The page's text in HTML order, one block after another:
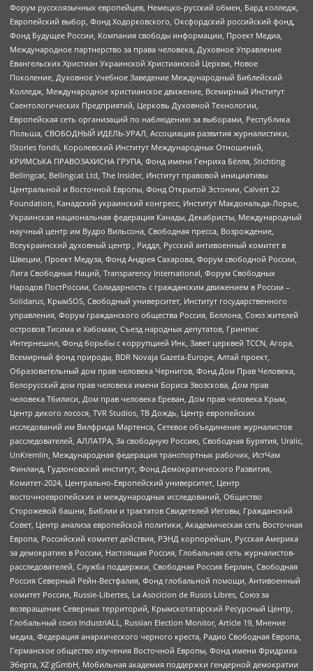
Форум русскоязычных европейцев, Немецко-русский обмен, Бард колледж,
Европейский выбор, Фонд Ходорковского, Оксфордский российский фонд,
Фонд Будущее России, Компания свободы информации, Проект Медиа,
Международное партнерство за права человека, Духовное Управление
Евангельских Христиан Украинской Христианской Церкви, Новое
Поколение, Духовное Учебное Заведение Международный Библейский
Колледж, Международное христианское движение, Всемирный Институт
Саентологических Предприятий, Церковь Духовной Технологии,
Европейская сеть организаций по наблюдению за выборами, Республика
Польша, СВОБОДНЫЙ ИДЕЛЬ-УРАЛ, Ассоциация развития журналистики,
IStories fonds, Королевский Институт Международных Отношений,
КРИМСЬКА ПРАВОЗАХИСНА ГРУПА, Фонд имени Генриха Бёлля, Stichting
Bellingcat, Bellingcat Ltd, The Insider, Институт правовой инициативы
Центральной и Восточной Европы, Фонд Открытой Эстонии, Calvert 22
Foundation, Канадский украинский конгресс, Институт Макдональда-Лорье,
Украинская национальная федерация Канады, Декабристы, Международный
научный центр им Вудро Вильсона, Свободная пресса, Возрождение,
Всеукраинский духовный центр , Риддл, Русский антивоенный комитет в
Швеции, Проект Медуза, Фонд Андрея Сахарова, Форум свободной России,
Лига Свободных Наций, Transparеncy International, Форум Свободных
Народов ПостРоссии, Солидарность с гражданским движением в России –
Solidarus, КрымSOS, Свободный университет, Институт государственного
управления, Форум гражданского общества Россия, Беллона, Союз жителей
островов Тисима и Хабомаи, Съезд народных депутатов, Гринпис
Интернешнл, Фонд борьбы с коррупцией Инк, Завет церквей TCCN, Агора,
Всемирный фонд природы, BDR Novaja Gazeta-Europe, Алтай проект,
Образовательный дом прав человека Чернигов, Фонд Дом Прав Человека,
Белорусский дом прав человека имени Бориса Звозскова, Дом прав
человека Тбилиси, Дом прав человека Ереван, Дом прав человека Крым,
Центр дикого лосося, TVR Studios, ТВ Дождь, Центр европейских
исследований им Вилфрида Мартенса, Сетевое объединение журналистов
расследователей, АЛЛАТРА, За свободную Россию, Свободная Бурятия, Uralic,
UnKremlin, Международная федерация транспортных рабочих, ИстЧам
Финланд, Гудзоновский институт, Фонд Демократического Развития,
Комитет-2024, Центрально-Европейский университет, Центр
восточноевропейских и международных исследований, Общество
Сторожевой башни, Библии и трактатов Свидетелей Иеговы, Гражданский
Совет, Центр анализа европейской политики, Академическая сеть Восточная
Европа, Российский комитет действия, РЭНД корпорейшн, Русская Америка
за демократию в России, Настоящая Россия, Глобальная сеть журналистов-
расследователей, Служба поддержки, Свободная Россия Берлин, Свободная
Россия Северный Рейн-Вестфалия, Фонд глобальной помощи, Антивоенный
комитет России, Russie-Libertes, La Asocicion de Rusos Libres, Союз за
возвращение Северных территорий, Крымскотатарский Ресурсный Центр,
Глобальный союз IndustriALL, Russian Election Monitor, Article 19, Мнение
медиа, Федерация анархического черного креста, Радио Свободная Европа,
Германское общество изучения Восточной Европы, Фонд имени Фридриха
Эберта, XZ gGmbH, Мобильная академия поддержки гендерной демократии